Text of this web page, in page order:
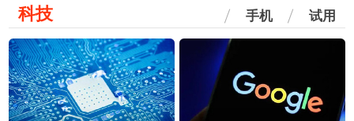
科技 手机 试用